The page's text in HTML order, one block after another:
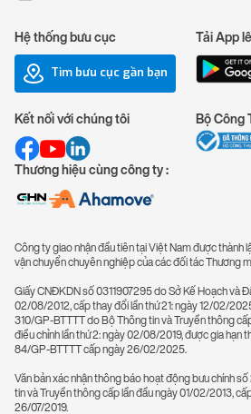
Hệ thống bưu cục
Tìm bưu cục gần bạn
Tải App
Kết nối với chúng tôi
Thương hiệu cùng công ty :
Bộ Công
Công ty giao nhận đầu tiên tại Việt Nam được thành
vận chuyển chuyên nghiệp của các đối tác Thương
Giấy CNĐKDN số 0311907295 do Sở Kế Hoạch và
02/08/2012, cấp thay đổi lần thứ 21: ngày 12/02/
310/GP-BTTTT do Bộ Thông tin và Truyền thông
điều chỉnh lần thứ 2: ngày 02/08/2019, được gia hạn
84/GP-BTTTT cấp ngày 26/02/2025.
Văn bản xác nhận thông báo hoạt động bưu chính
tin và Truyền thông cấp lần đầu ngày 01/02/2013,
26/07/2019.